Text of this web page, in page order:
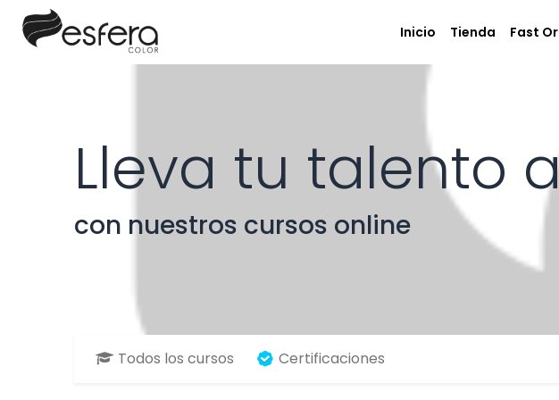
Inicio Tienda Fast
Lleva tu talento
con nuestros cursos online
Todos los cursos Certificaciones